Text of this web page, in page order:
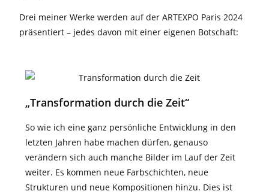
Drei meiner Werke werden auf der ARTEXPO Paris 2024
präsentiert – jedes davon mit einer eigenen Botschaft:
„Transformation durch die Zeit“
So wie ich eine ganz persönliche Entwicklung in den
letzten Jahren habe machen dürfen, genauso
verändern sich auch manche Bilder im Lauf der Zeit
weiter. Es kommen neue Farbschichten, neue
Strukturen und neue Kompositionen hinzu. Dies ist